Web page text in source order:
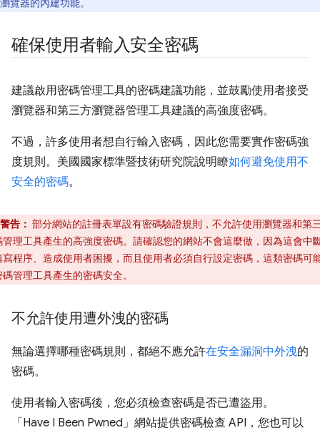
瀏覽器的內建功能。
確保使用者輸入安全密碼
建議啟用密碼管理工具的密碼建議功能，並鼓勵使用者接受
瀏覽器和第三方瀏覽器管理工具建議的高強度密碼。
不過，許多使用者想自行輸入密碼，因此您需要實作密碼強
度規則。美國國家標準暨技術研究院說明瞭如何避免使用不
安全的密碼。
警告： 部分網站的註冊表單設有密碼驗證規則，不允許使用瀏覽器和第
管理工具產生的高強度密碼。請確認您的網站不會這麼做，因為這會中
寫程序、造成使用者困擾，而且使用者必須自行設定密碼，這類密碼可
管理工具產生的密碼安全。
不允許使用遭外洩的密碼
無論選擇哪種密碼規則，都絕不應允許在安全漏洞中外洩的
密碼。
使用者輸入密碼後，您必須檢查密碼是否已遭盜用。
「Have I Been Pwned」網站提供密碼檢查 API，您也可以